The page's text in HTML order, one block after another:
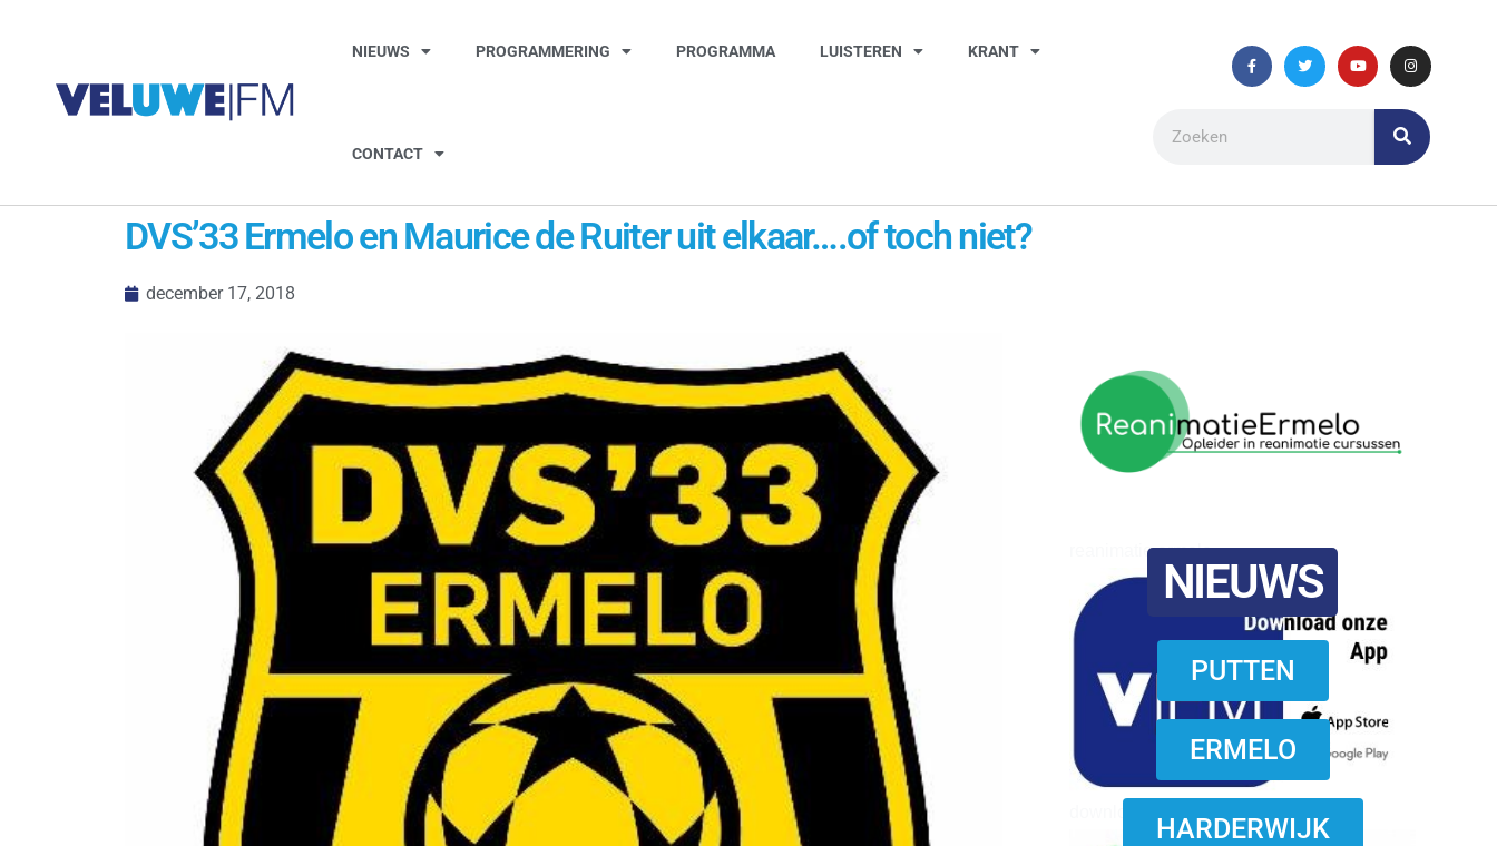
NIEUWS PROGRAMMERING PROGRAMMA LUISTEREN KRANT
CONTACT
DVS’33 Ermelo en Maurice de Ruiter uit elkaar….of toch niet?
december 17, 2018
reanimatie ermelo
NIEUWS
PUTTEN
ERMELO
HARDERWIJK